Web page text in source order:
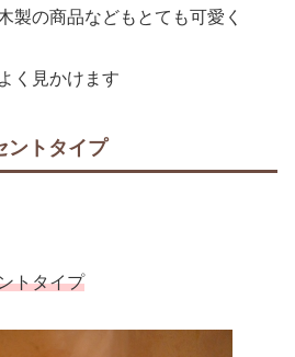
製の商品などもとても可愛く
く見かけます
ントタイプ
トタイプ